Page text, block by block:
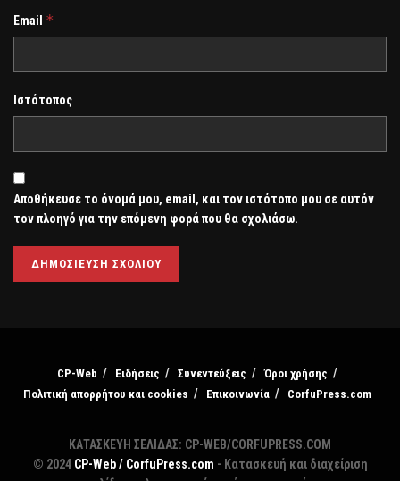
Email *
Ιστότοπος
Αποθήκευσε το όνομά μου, email, και τον ιστότοπο μου σε αυτόν
τον πλοηγό για την επόμενη φορά που θα σχολιάσω.
CP-Web Ειδήσεις Συνεντεύξεις
Όροι χρήσης
Πολιτική απορρήτου και cookies
Επικοινωνία CorfuPress.com
ΚΑΤΑΣΚΕΥΗ ΣΕΛΙΔΑΣ: CP-WEB/CORFUPRESS.COM
© 2024 CP-Web / CorfuPress.com - Κατασκευή και διαχείριση